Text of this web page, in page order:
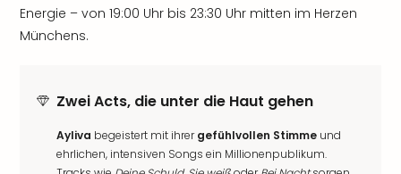
Energie – von 19:00 Uhr bis 23:30 Uhr mitten im Herzen
Münchens.
Zwei Acts, die unter die Haut gehen
Ayliva begeistert mit ihrergefühlvollen Stimme und
ehrlichen, intensiven Songs ein Millionenpublikum.